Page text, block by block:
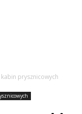
prysznicowych